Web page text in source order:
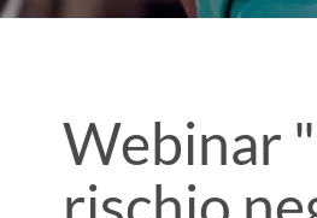
Webinar